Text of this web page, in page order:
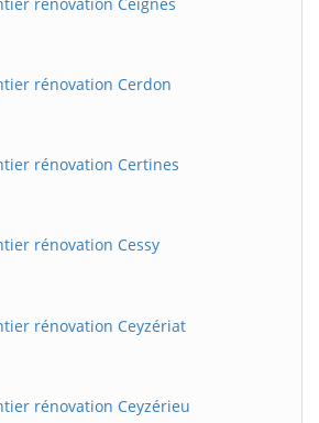
rénovation Cerdon
rénovation Certines
rénovation Cessy
rénovation Ceyzériat
rénovation Ceyzérieu